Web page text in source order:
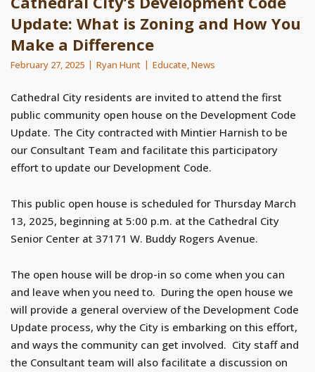
Update: What is Zoning and How You
Make a Difference
February 27, 2025 Ryan Hunt Educate,News
Cathedral City residents are invited to attend the first
public community open house on the Development Code
Update. The City contracted with Mintier Harnish to be
our Consultant Team and facilitate this participatory
effort to update our Development Code.
This public open house is scheduled for Thursday March
13, 2025, beginning at 5:00 p.m. at the Cathedral City
Senior Center at 37171 W. Buddy Rogers Avenue.
The open house will be drop-in so come when you can
and leave when you need to. During the open house we
will provide a general overview of the Development Code
Update process, why the City is embarking on this effort,
and ways the community can get involved. City staff and
the Consultant team will also facilitate a discussion on